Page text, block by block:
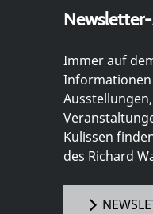
Immer auf
Kulissen
des Richard